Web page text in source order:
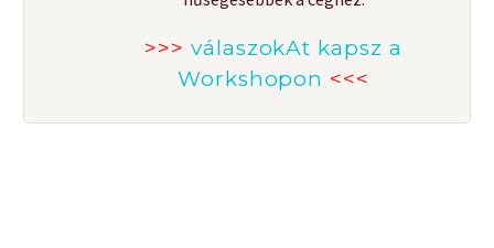
>>> válaszokAt kapsz a
Workshopon <<<